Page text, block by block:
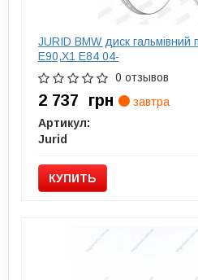
JURID BMW диск
E90,X1 E84 04-
0 отзывов
2 737 грн
завтра
Артикул:
Jurid
КУПИТЬ